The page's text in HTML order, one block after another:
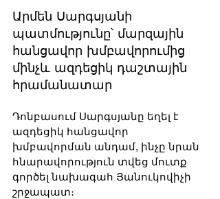
Արմեն Սարգսյանի
պատմությունը՝ մարզային
հանցավոր խմբավորումից
մինչև ազդեցիկ դաշտային
հրամանատար
Դոնբասում Սարգսյանը եղել է
ազդեցիկ հանցավոր
խմբավորման անդամ, ինչը նրան
հնարավորություն տվեց մուտք
գործել նախագահ Յանուկովիչի
շրջապատ։